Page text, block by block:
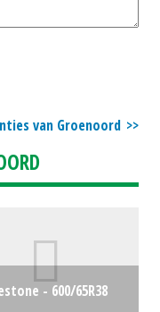
van Groenoord
- 600/65R38